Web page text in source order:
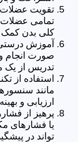
تقویت عضلات
تمامی عضلات
کلی بدن
آموزش
صورت
تدریس از یک
استفاده از
مانند
ارزیابی و
پرهیز از
یا فشارهای
تواند در